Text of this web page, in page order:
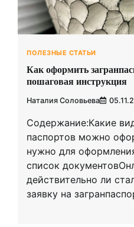
ПОЛЕЗНЫЕ СТАТЬИ
Как оформить
пошаговая инструкция
Наталия Соловьева
Содержание:Какие
паспортов можно
нужно для
список
действительно ли
заявку на